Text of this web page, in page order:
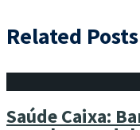
Related Posts
Saúde Caixa: